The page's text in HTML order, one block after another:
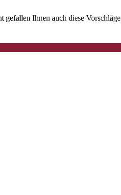
gefallen Ihnen auch diese Vorschläge